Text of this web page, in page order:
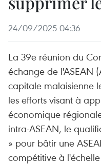
24/09/2025 04:36
La 39e réunion du
échange de l'ASEAN
capitale malaisienne
les efforts visant à
économique
intra-ASEAN, le
» pour bâtir une
compétitive à